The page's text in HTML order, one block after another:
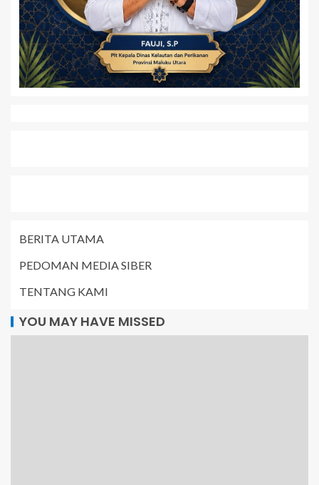
BERITA UTAMA
PEDOMAN MEDIA SIBER
TENTANG KAMI
YOU MAY HAVE MISSED